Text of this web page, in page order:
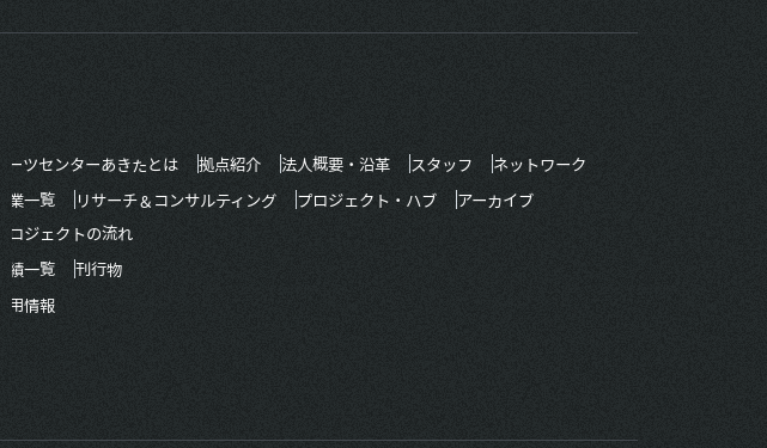
アーツセンターあきたとは 拠点紹介 法人概要・沿革 スタッフ ネットワーク
事業一覧 リサーチ＆コンサルティング プロジェクト・ハブ
アーカイブ
プロジェクトの流れ
実績一覧 刊行物
採用情報